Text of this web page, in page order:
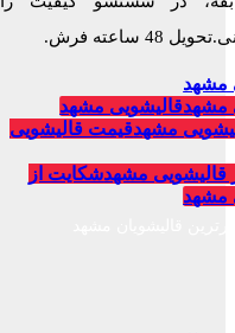
48 ساعته فرش.
مشهد
مشهدقالیشویی مشهد
مشهدقیمت قالیشویی
قالیشویی مشهدشکایت از
مشهد